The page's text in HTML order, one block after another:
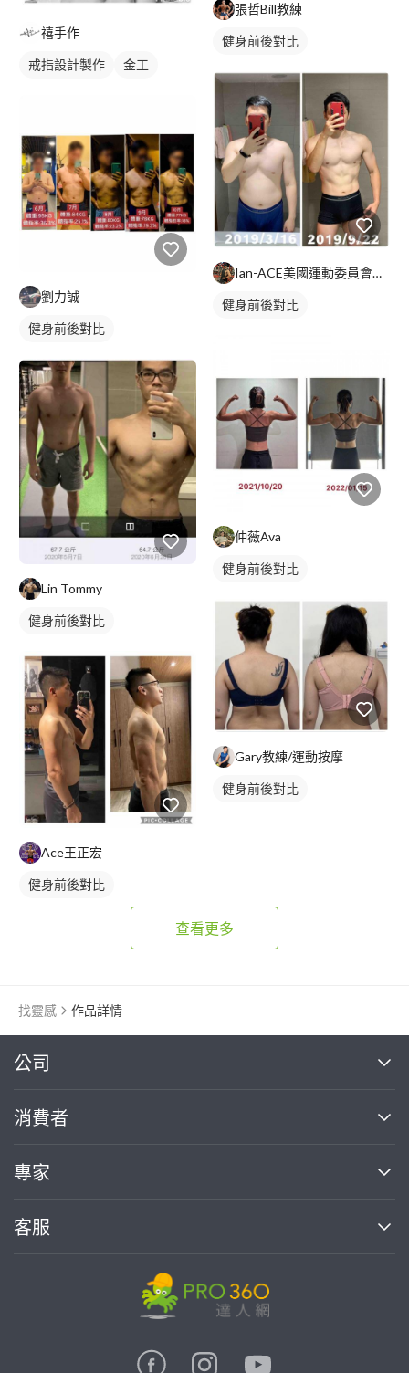
禧手作
戒指設計製作 金工
劉力誠
健身前後對比
Lin Tommy
健身前後對比
Ace王正宏
健身前後對比
張哲Bill教練
健身前後對比
Ian-ACE美國運動委員會認證私人教練
健身前後對比
仲薇Ava
健身前後對比
Gary教練/運動按摩
健身前後對比
查看更多
找靈感 作品詳情
公司
關於我們
部落格
加入我們
消費者
買服務
熱門服務
專家
案件中心
客服
繼續完成